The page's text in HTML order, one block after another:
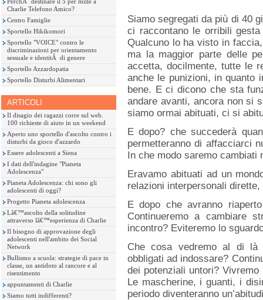
Charlie Telefono Amico?
Centro Famiglie
Sportello Hikikomori
Sportello "VOICE" contro le
discriminazioni per orientamento
sessuale e identitÃ di genere
Sportello Azzardopatia
Sportello Disturbi Alimentari
ARTICOLI
Il disagio dei ragazzi corre sul web.
100 richieste di aiuto in un weekend
Aperto uno sportello d'ascolto contro i
disturbi da gioco d'azzardo
Essere adolescenti a Siena
I dati dell'indagine "Pianeta
Adolescenza"
Pianeta Adolescenza: chi sono gli
adolescenti di oggi?
Progetto Pianeta adolescenza
Lâ€™ascolto della solitudine
attraverso lâ€™esperienza di Charlie
Il bisogno di approvazione degli
adolescenti nell'ambito dei Social
Network
Bullismo a scuola: strategie di pace in
classe, un antidoto al rancore e al
risentimento
appuntamenti di Charlie
Siamo tutti indifferenti?
Siamo segregati da più di 40
ci raccontano le orribili
Qualcuno lo ha visto in
ma la maggior parte delle
accetta, docilmente, tutte le
anche le punizioni, in quanto
bene. E ci dicono che sta
andare avanti, ancora non si
siamo ormai abituati, ci si
E dopo? che succederà
permetteranno di affacciarci
In che modo saremo cambiati
Eravamo abituati ad un
relazioni interpersonali
E dopo che avranno
Continueremo a cambiare
incontro? Eviteremo lo
Che cosa vedremo al di là
obbligati ad indossare?
dei potenziali untori?
Le mascherine, i guanti, i
periodo diventeranno